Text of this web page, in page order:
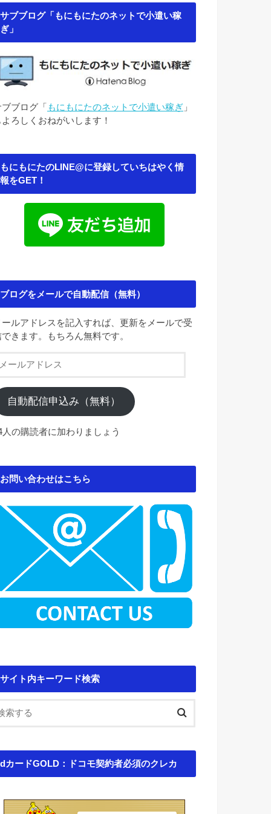
サブブログ「もにもにたのネットで小遣い稼
ぎ」
ブブログ「もにもにたのネットで小遣い稼ぎ 」
ろしくおねがいします！
もにもにたのLINE@に登録していちはやく情
報をGET！
ブログをメールで自動配信（無料）
ールアドレスを記入すれば、更新をメールで受
きます。もちろん無料です。
自動配信申込み（無料）
人の購読者に加わりましょう
お問い合わせはこちら
サイト内キーワード検索
dカードGOLD：ドコモ契約者必須のクレカ